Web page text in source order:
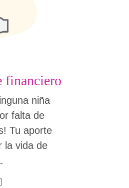
financiero
niña
falta de
Tu aporte
la vida de